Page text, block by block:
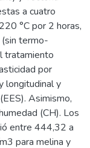
a cuatro
°C por 2 horas,
termo-
tratamiento
por
longitudinal y
Asimismo,
(CH). Los
entre 444,32 a
para melina y